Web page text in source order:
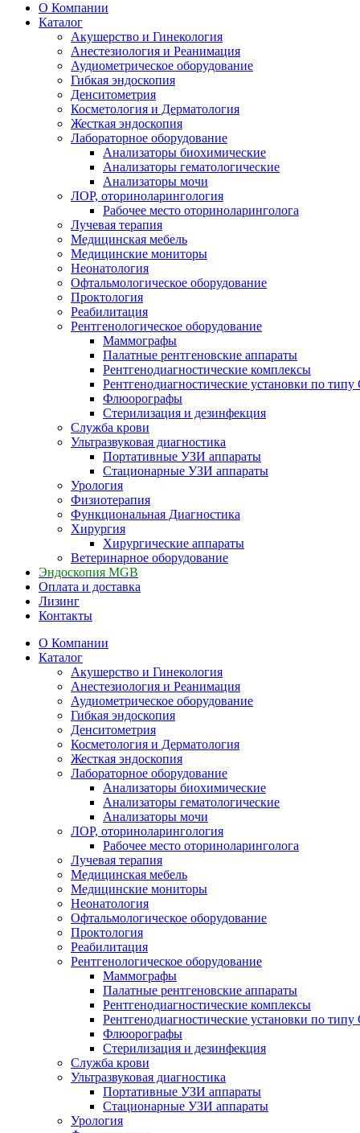
О Компании
Каталог
Акушерство и Гинекология
Анестезиология и Реанимация
Аудиометрическое оборудование
Гибкая эндоскопия
Денситометрия
Косметология и Дерматология
Жесткая эндоскопия
Лабораторное оборудование
Анализаторы биохимические
Анализаторы гематологические
Анализаторы мочи
ЛОР, оториноларингология
Рабочее место оториноларинголога
Лучевая терапия
Медицинская мебель
Медицинские мониторы
Неонатология
Офтальмологическое оборудование
Проктология
Реабилитация
Рентгенологическое оборудование
Маммографы
Палатные рентгеновские аппараты
Рентгенодиагностические комплексы
Рентгенодиагностические установки по типу
Флюорографы
Стерилизация и дезинфекция
Служба крови
Ультразвуковая диагностика
Портативные УЗИ аппараты
Стационарные УЗИ аппараты
Урология
Физиотерапия
Функциональная Диагностика
Хирургия
Хирургические аппараты
Ветеринарное оборудование
Эндоскопия MGB
Оплата и доставка
Лизинг
Контакты
О Компании
Каталог
Акушерство и Гинекология
Анестезиология и Реанимация
Аудиометрическое оборудование
Гибкая эндоскопия
Денситометрия
Косметология и Дерматология
Жесткая эндоскопия
Лабораторное оборудование
Анализаторы биохимические
Анализаторы гематологические
Анализаторы мочи
ЛОР, оториноларингология
Рабочее место оториноларинголога
Лучевая терапия
Медицинская мебель
Медицинские мониторы
Неонатология
Офтальмологическое оборудование
Проктология
Реабилитация
Рентгенологическое оборудование
Маммографы
Палатные рентгеновские аппараты
Рентгенодиагностические комплексы
Рентгенодиагностические установки по типу
Флюорографы
Стерилизация и дезинфекция
Служба крови
Ультразвуковая диагностика
Портативные УЗИ аппараты
Стационарные УЗИ аппараты
Урология